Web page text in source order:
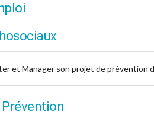
et Manager son projet de prévention
Prévention